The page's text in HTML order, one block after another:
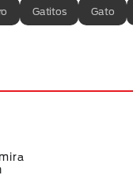
Gatitos Gato